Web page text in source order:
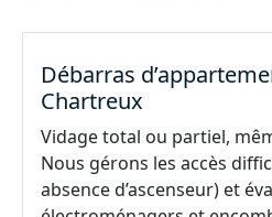
Débarras
Chartreux
Vidage total ou partiel,
Nous gérons les accès
absence d’ascenseur) et